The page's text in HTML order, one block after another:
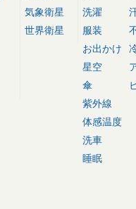
気象衛星
世界衛星
洗濯
服装
お出かけ
星空
傘
紫外線
体感温度
洗車
睡眠